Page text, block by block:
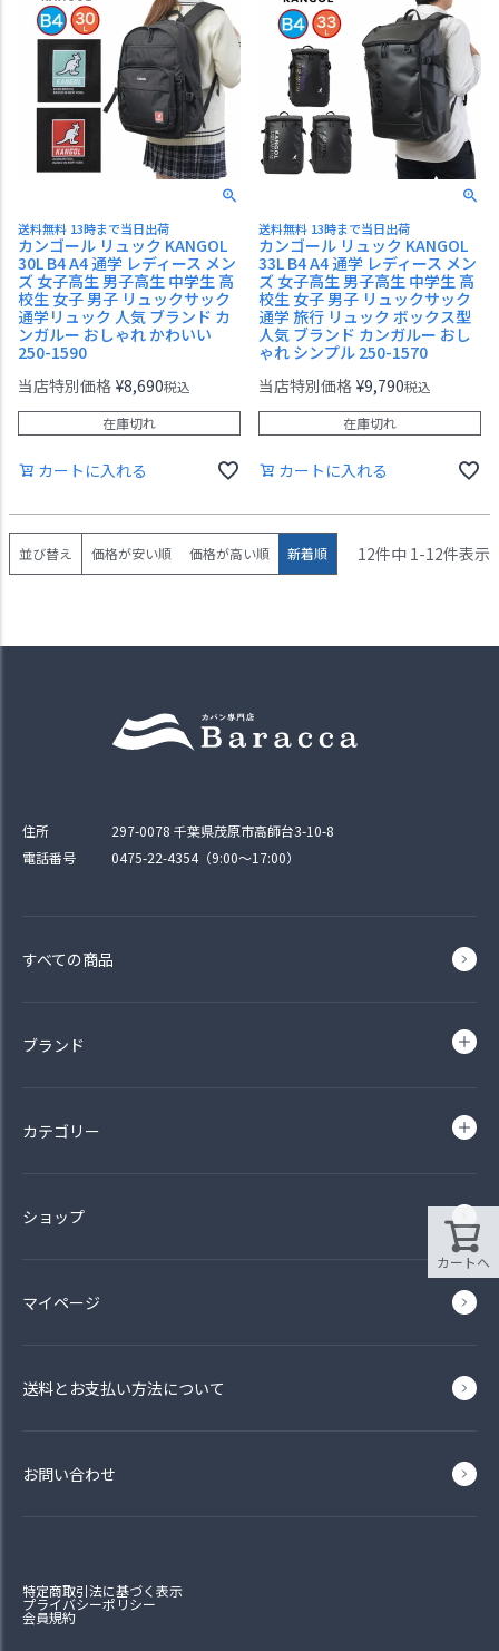
送料無料 13時まで当日出荷
カンゴール リュック KANGOL
30L B4 A4 通学 レディース メン
ズ 女子高生 男子高生 中学生 高
校生 女子 男子 リュックサック
通学リュック 人気 ブランド カ
ンガルー おしゃれ かわいい
250-1590
当店特別価格 ¥8,690税込
在庫切れ
カートに入れる
送料無料 13時まで当日出荷
カンゴール リュック KANGOL
33L B4 A4 通学 レディース メン
ズ 女子高生 男子高生 中学生 高
校生 女子 男子 リュックサック
通学 旅行 リュック ボックス型
人気 ブランド カンガルー おし
ゃれ シンプル 250-1570
当店特別価格 ¥9,790税込
在庫切れ
カートに入れる
並び替え 価格が安い順 価格が高い順 新着順 12件中 1-12件表示
カートへ
住所
297-0078 千葉県茂原市高師台3-10-8
電話番号
0475-22-4354（9:00〜17:00）
すべての商品
ブランド
カテゴリー
ショップ
マイページ
送料とお支払い方法について
お問い合わせ
特定商取引法に基づく表示
プライバシーポリシー
会員規約